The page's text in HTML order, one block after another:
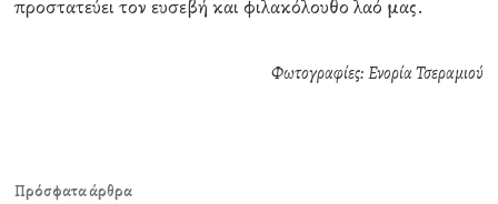
προστατεύει τον ευσεβή και φιλακόλουθο λαό μας.
Φωτογραφίες: Ενορία Τσεραμιού
Πρόσφατα άρθρα